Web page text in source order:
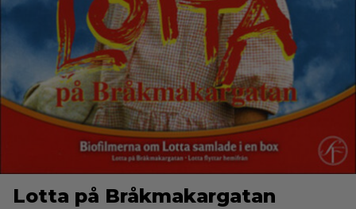
Lotta på Bråkmakargatan